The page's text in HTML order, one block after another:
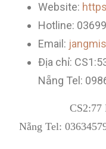
Website:
Hotline:
Email:
Địa chỉ:
Nẵng Tel:
CS2:77
Nẵng Tel: